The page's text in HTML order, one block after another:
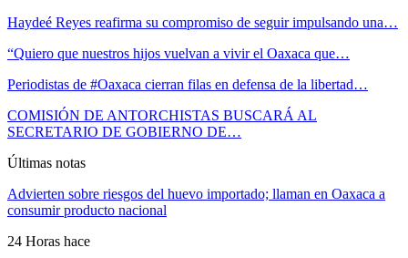
Haydeé Reyes reafirma su compromiso de seguir impulsando una…
“Quiero que nuestros hijos vuelvan a vivir el Oaxaca que…
Periodistas de #Oaxaca cierran filas en defensa de la libertad…
COMISIÓN DE ANTORCHISTAS BUSCARÁ AL
SECRETARIO DE GOBIERNO DE…
Últimas notas
Advierten sobre riesgos del huevo importado; llaman en Oaxaca a
consumir producto nacional
24 Horas hace